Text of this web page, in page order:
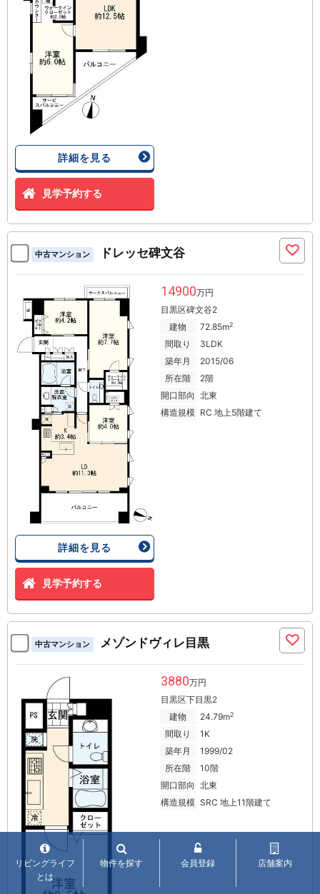
詳細を見る
見学予約する
中古マンション ドレッセ碑文谷
詳細を見る
見学予約する
14900万円
目黒区碑文谷2
建物
72.85m2
間取り
3LDK
築年月
2015/06
所在階
2階
開口部向 北東
構造規模 RC 地上5階建て
中古マンション メゾンドヴィレ目黒
3880万円
目黒区下目黒2
建物
24.79m2
間取り
1K
築年月
1999/02
所在階
10階
開口部向 北東
構造規模 SRC 地上11階建て
リビングライフ
とは
物件を探す 会員登録 店舗案内